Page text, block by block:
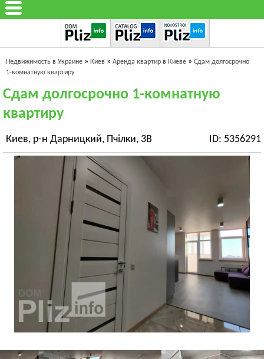
Недвижимость в Украине » Киев » Аренда квартир в Киеве » Сдам долгосрочно
1-комнатную квартиру
Сдам долгосрочно 1-комнатную
квартиру
Киев, р-н Дарницкий, Пчілки, 3В ID: 5356291